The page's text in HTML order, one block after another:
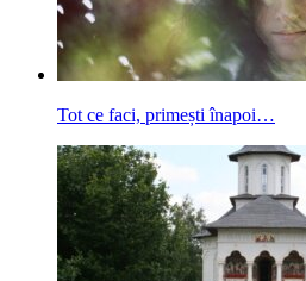
Tot ce faci, primești înapoi…